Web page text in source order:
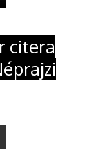
citera